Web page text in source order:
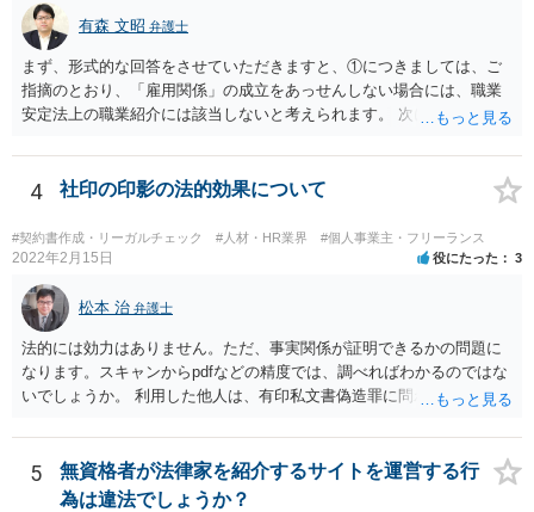
の委託、受取人からの金銭債権の譲受けその他これらに類する方法に
より、当該金銭債権に係る債務者又は当該債務者からの委託（二以上
の段階にわたる委託を含む。）その他これに類する方法により支払を
行う者から弁済として資金を受け入れ、又は他の者に受け入れさせ、
当該受取人に当該資金を移動させる行為（当該資金を当該受取人に交
付することにより移動させる行為を除く。）であって、受取人が個人
（事業として又は事業のために受取人となる場合におけるものを除
く。）であることその他の内閣府令で定める要件を満たすものは、為
替取引に該当するものとする
有森 文昭 弁護士
まず、形式的な回答をさせていただきますと、①につきましては、ご
指摘のとおり、「雇用関係」の成立をあっせんしない場合には、職業
安定法上の職業紹介には該当しないと考えられます。 次に、②につい
は、職業安定法上の職業紹介には該当しないと考えられます。 以上が
形式的な回答になりますが、形式的には、「雇用関係」の成立のあっ
せんではなくとも、実質的には「雇用関係」の成立のあっせんといえ
る場合には、職業紹介に該当すると判断される可能性があります。 こ
の判断は、広範にかつ厳格に行われるので、実質的にみても、問題な
いといえるかには十分注意する必要があります。 また、業務委託契約
のあっせんは、事業主間の商取引を仲介することになりますので、分
野によっては、何らかの許認可等が必要となる可能性がある点にも注
意が必要です。 いずれにしても、慎重に検討、対応いただいた方がよ
いものと存じますので、一度弁護士にご相談いただき、全体的なリー
ガルチェックをしていただくことをお勧めいたします。
4 社印の印影の法的効果について
#契約書作成・リーガルチェック #人材・HR業界 #個人事業主・フリーランス
2022年2月15日 役にたった 3
松本 治 弁護士
法的には効力はありません。ただ、事実関係が証明できるかの問題に
なります。スキャンからpdfなどの精度では、調べればわかるのではな
いでしょうか。 利用した他人は、有印私文書偽造罪に問われることに
なるでしょう。
5
無資格者が法律家を紹介するサイトを運営する行
為は違法でしょうか？